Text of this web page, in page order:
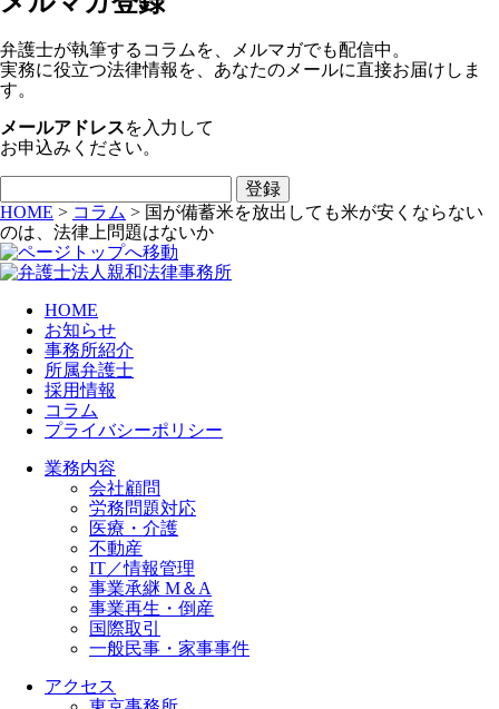
弁護士が執筆するコラムを、メルマガでも配信中。
実務に役立つ法律情報を、あなたのメールに直接お届けしま
す。
メールアドレスを入力して
お申込みください。
HOME > コラム > 国が備蓄米を放出しても米が安くならない
のは、法律上問題はないか
HOME
お知らせ
事務所紹介
所属弁護士
採用情報
コラム
プライバシーポリシー
業務内容
会社顧問
労務問題対応
医療・介護
不動産
IT／情報管理
事業承継 M＆A
事業再生・倒産
国際取引
一般民事・家事事件
アクセス